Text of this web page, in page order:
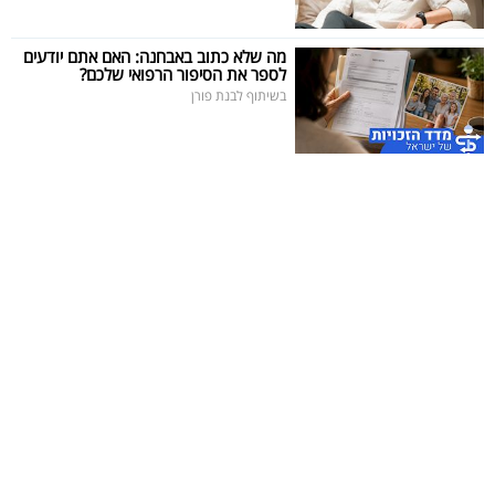
40
שיתופי
פעולה
מה שלא כתוב באבחנה: האם אתם יודעים
לספר את הסיפור הרפואי שלכם?
בשיתוף לבנת פורן